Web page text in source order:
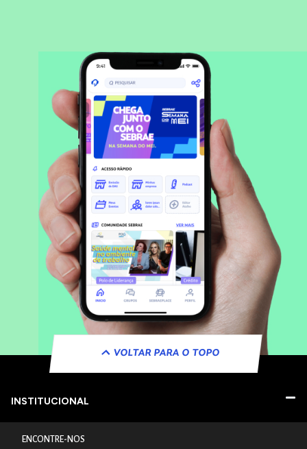
VOLTAR PARA O TOPO
INSTITUCIONAL
ENCONTRE-NOS